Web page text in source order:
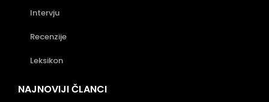
Intervju
Recenzije
Leksikon
NAJNOVIJI ČLANCI